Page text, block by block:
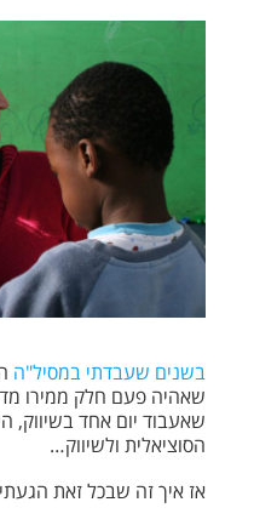
בשנים שעבדתי במסיל"ה
שאהיה פעם חלק ממירו
שאעבוד יום אחד בשיווק,
הסוציאלית ולשיווק…
אז איך זה שבכל זאת